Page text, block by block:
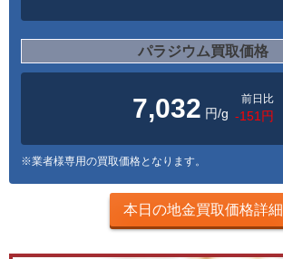
パラジウム買取価格
7,032 円/g
前日比
-151円
※業者様専用の買取価格となります。
本日の地金買取価格詳細